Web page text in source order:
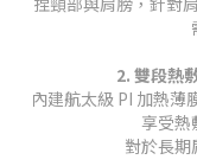
2. 雙段熱
內建航太級 PI 加熱薄
享受熱
對於長期